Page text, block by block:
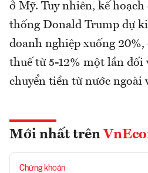
ở Mỹ. Tuy nhiên, kế
thống Donald Trump dự
doanh nghiệp xuống
thuế từ 5-12% một lần đối
chuyển tiền từ nước ngoài
Mới nhất trên
Chứng khoán